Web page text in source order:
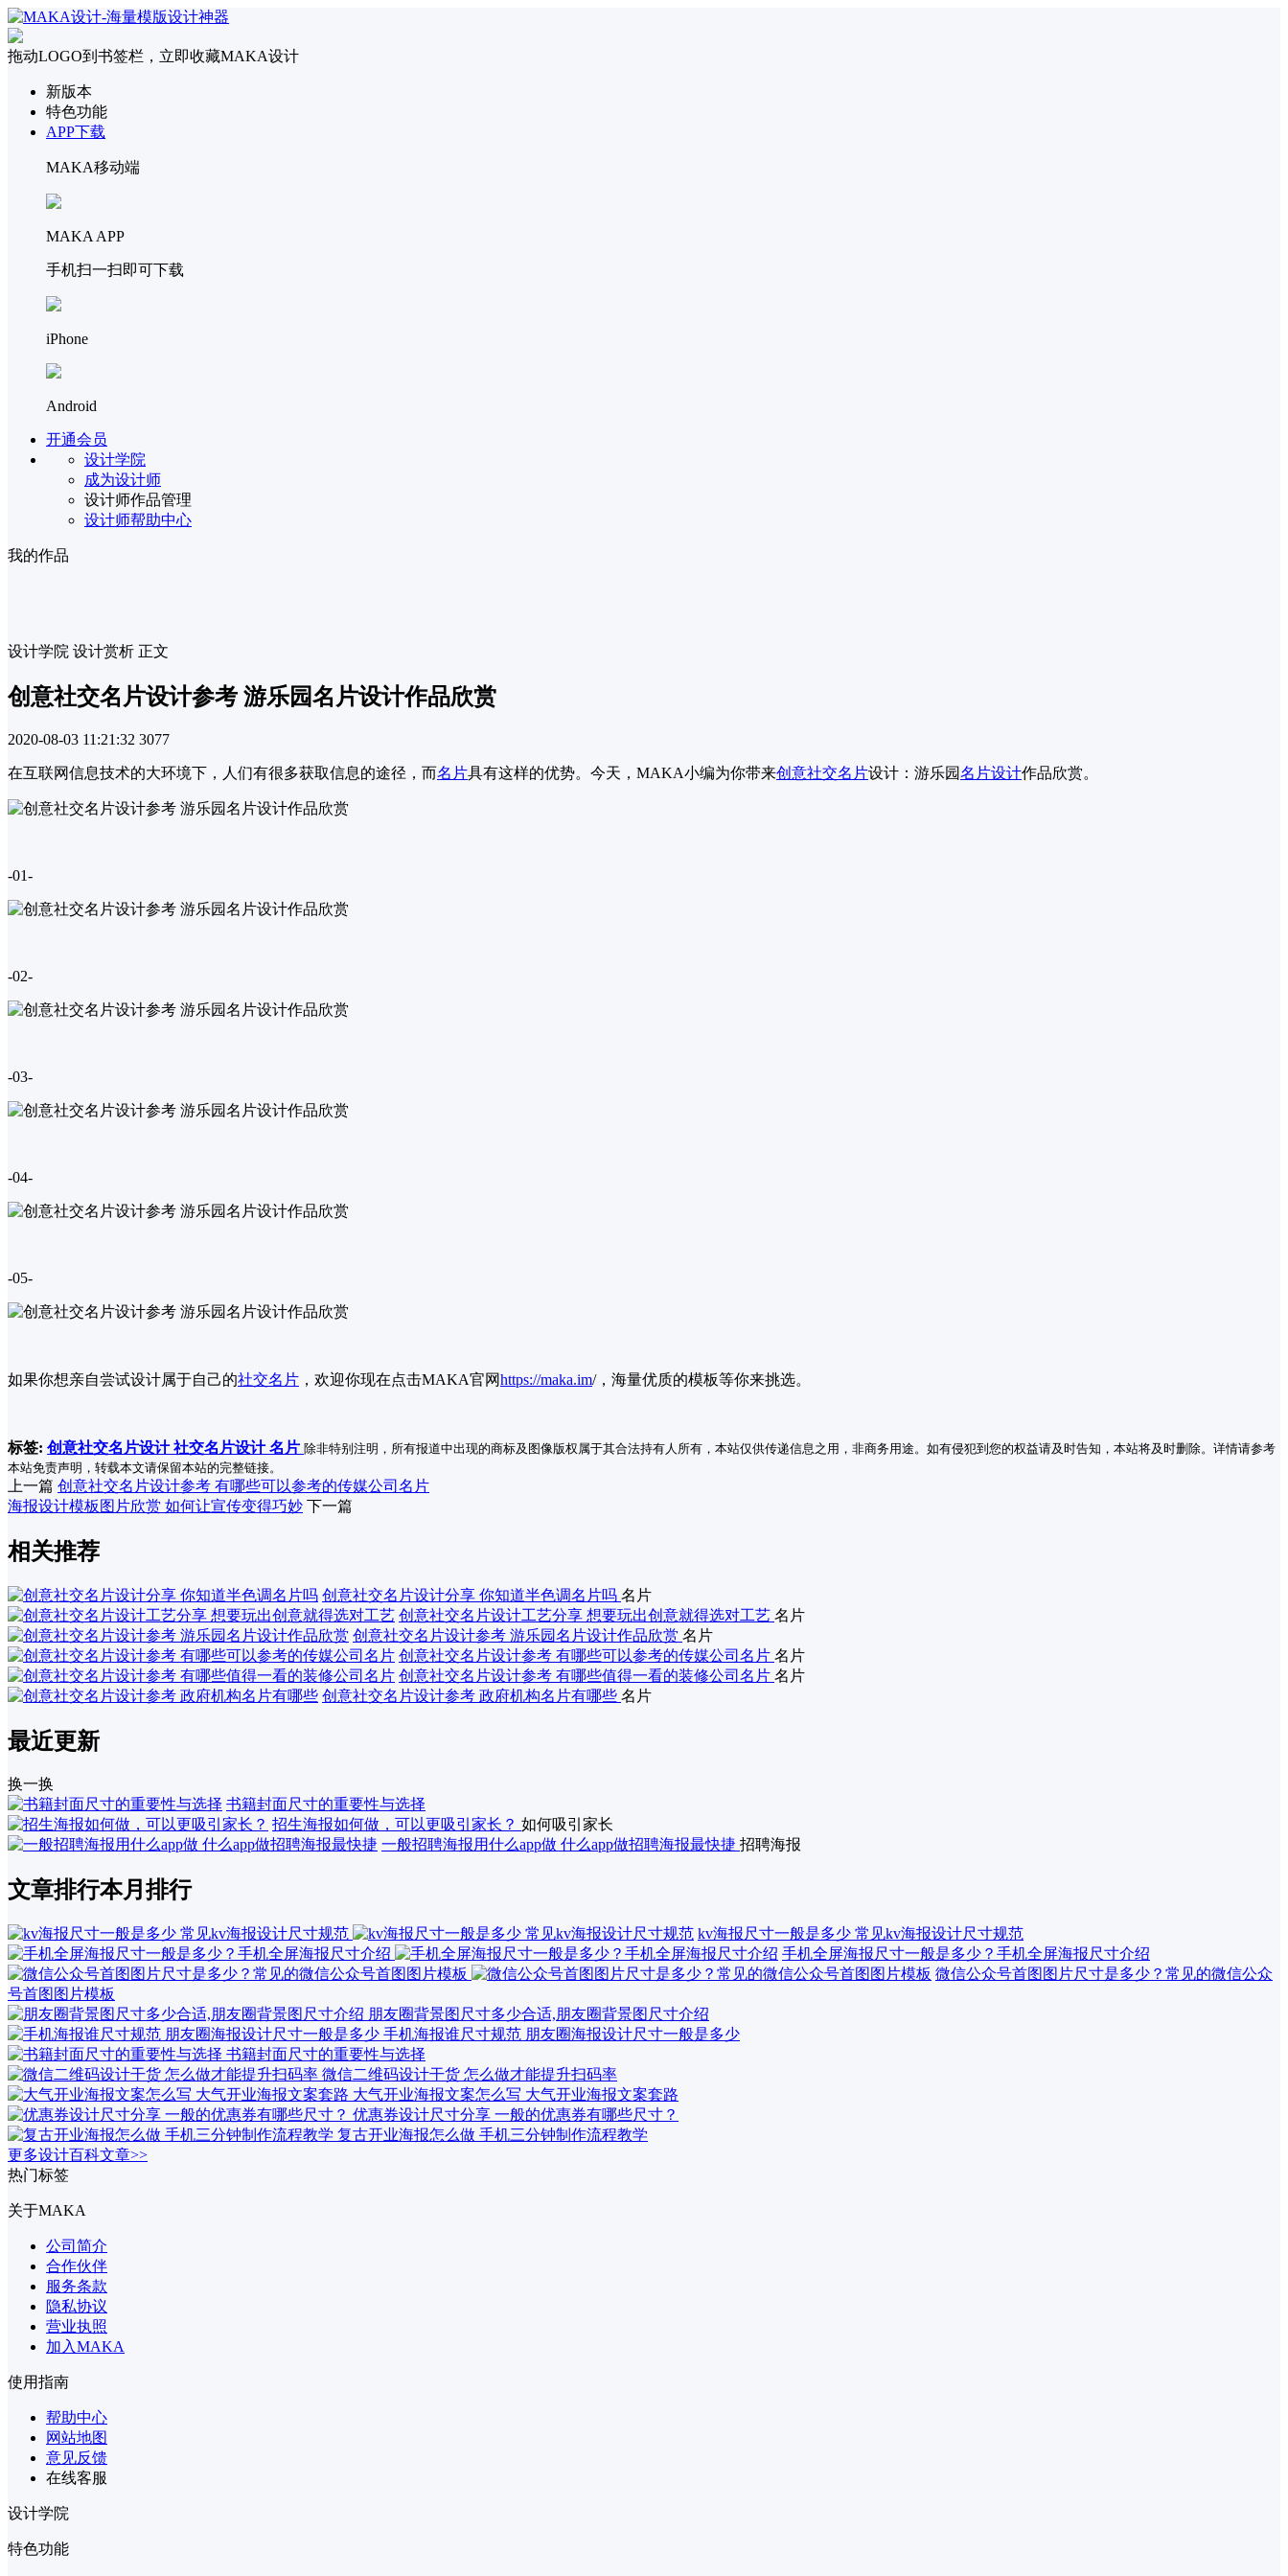
拖动LOGO到书签栏，立即收藏MAKA设计
新版本
特色功能
APP下载
MAKA移动端
MAKA APP
手机扫一扫即可下载
iPhone
Android
开通会员
设计学院
成为设计师
设计师作品管理
设计师帮助中心
我的作品
设计学院 设计赏析 正文
创意社交名片设计参考 游乐园名片设计作品欣赏
2020-08-03 11:21:32 3077
在互联网信息技术的大环境下，人们有很多获取信息的途径，而名片具有这样的优势。今天，MAKA小编为你带来创意社交名片设计：游乐园名片设计作品欣赏。
-01-
-02-
-03-
-04-
-05-
如果你想亲自尝试设计属于自己的社交名片 ，欢迎你现在点击MAKA官网https://maka.im/，海量优质的模板等你来挑选。
标签: 创意社交名片设计社交名片设计名片 除非特别注明，所有报道中出现的商标及图像版权属于其合法持有人所有，本站仅供传递信息之用，非商务用途。如有侵犯到您的权益请及时告知，本站将及时删除。详情请参考
本站免责声明，转载本文请保留本站的完整链接。
上一篇 创意社交名片设计参考 有哪些可以参考的传媒公司名片
海报设计模板图片欣赏 如何让宣传变得巧妙 下一篇
相关推荐
创意社交名片设计分享 你知道半色调名片吗 名片
创意社交名片设计工艺分享 想要玩出创意就得选对工艺 名片
创意社交名片设计参考 游乐园名片设计作品欣赏 名片
创意社交名片设计参考 有哪些可以参考的传媒公司名片 名片
创意社交名片设计参考 有哪些值得一看的装修公司名片 名片
创意社交名片设计参考 政府机构名片有哪些 名片
最近更新
换一换
书籍封面尺寸的重要性与选择
招生海报如何做，可以更吸引家长？ 如何吸引家长
一般招聘海报用什么app做 什么app做招聘海报最快捷 招聘海报
文章排行本月排行
kv海报尺寸一般是多少 常见kv海报设计尺寸规范
手机全屏海报尺寸一般是多少？手机全屏海报尺寸介绍
微信公众号首图图片尺寸是多少？常见的微信公众
号首图图片模板
朋友圈背景图尺寸多少合适,朋友圈背景图尺寸介绍
手机海报谁尺寸规范 朋友圈海报设计尺寸一般是多少
书籍封面尺寸的重要性与选择
微信二维码设计干货 怎么做才能提升扫码率
大气开业海报文案怎么写 大气开业海报文案套路
优惠券设计尺寸分享 一般的优惠券有哪些尺寸？
复古开业海报怎么做 手机三分钟制作流程教学
更多设计百科文章>>
热门标签
关于MAKA
公司简介
合作伙伴
服务条款
隐私协议
营业执照
加入MAKA
使用指南
帮助中心
网站地图
意见反馈
在线客服
设计学院
特色功能